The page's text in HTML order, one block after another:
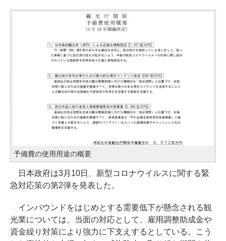
予備費の使用用途の概要
日本政府は3月10日、新型コロナウイルスに関する緊
急対応策の第2弾を発表した。
インバウンドをはじめとする需要低下が懸念される観
光業については、当面の対応として、雇用調整助成金や
資金繰り対策により強力に下支えするとしている。こう